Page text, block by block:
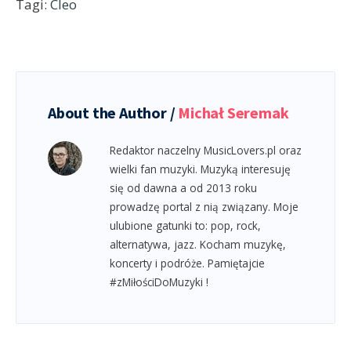
Tagi: Cleo
About the Author / Michał Seremak
Redaktor naczelny MusicLovers.pl oraz
wielki fan muzyki. Muzyką interesuję
się od dawna a od 2013 roku
prowadzę portal z nią związany. Moje
ulubione gatunki to: pop, rock,
alternatywa, jazz. Kocham muzykę,
koncerty i podróże. Pamiętajcie
#zMiłościDoMuzyki !